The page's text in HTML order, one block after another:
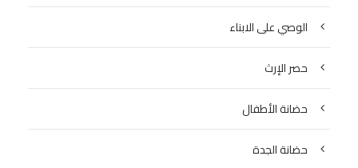
الوصي على الابناء
حصر الإرث
حضانة الأطفال
حضانة الجدة